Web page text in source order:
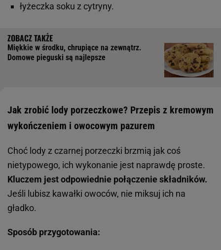
łyżeczka soku z cytryny.
Miękkie w środku, chrupiące na zewnątrz.
Domowe pieguski są najlepsze
Jak zrobić lody porzeczkowe? Przepis z kremowym
wykończeniem i owocowym pazurem
Choć lody z czarnej porzeczki brzmią jak coś
nietypowego, ich wykonanie jest naprawdę proste.
Kluczem jest odpowiednie połączenie składników.
Jeśli lubisz kawałki owoców, nie miksuj ich na
gładko.
Sposób przygotowania: